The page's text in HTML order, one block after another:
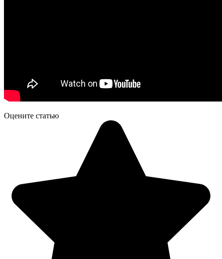
Оцените статью